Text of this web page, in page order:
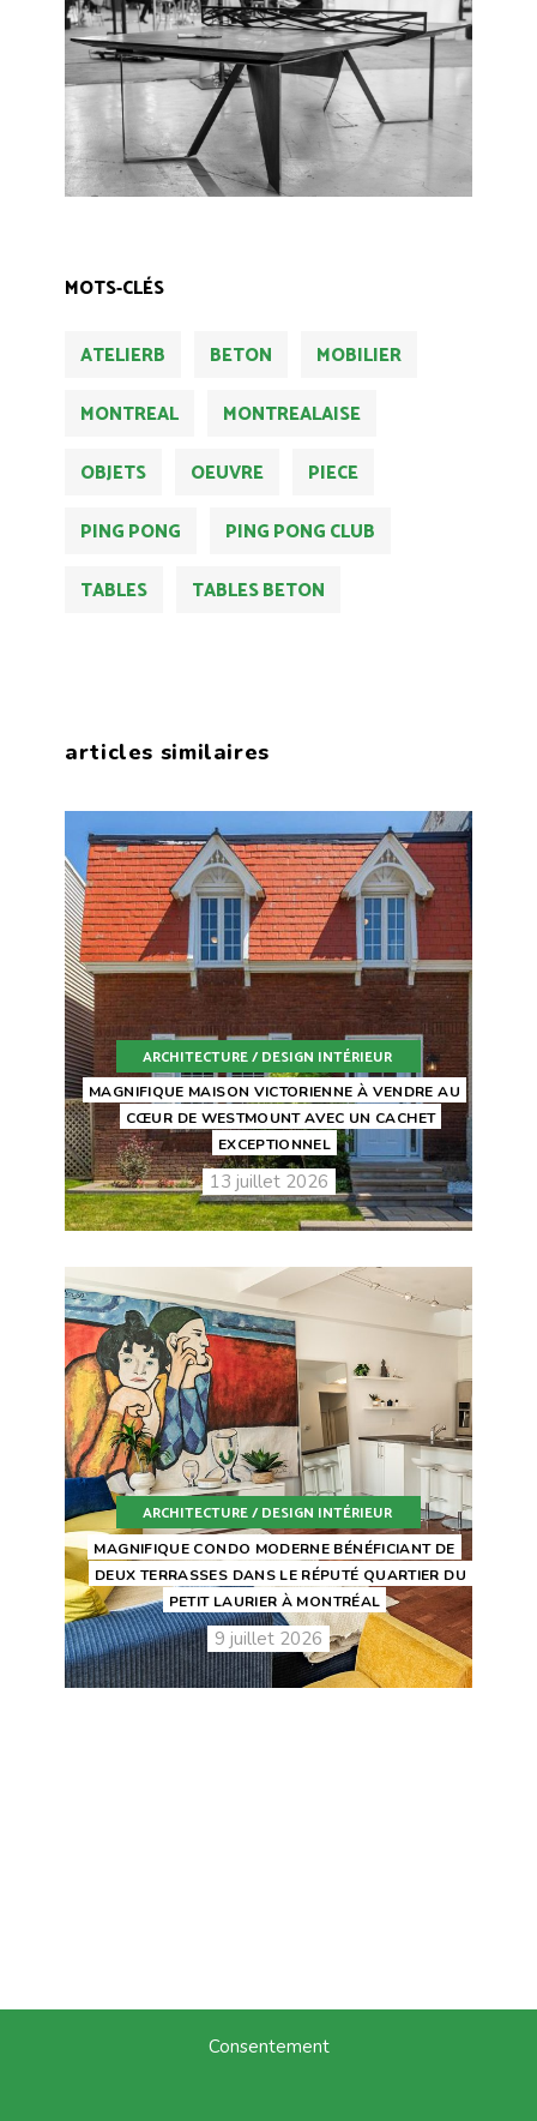
MOTS-CLÉS
ATELIERB BETON
MOBILIER
MONTREAL
MONTREALAISE
OBJETS
OEUVRE
PIECE
PING PONG
PING PONG CLUB
TABLES
TABLES BETON
articles similaires
ARCHITECTURE / DESIGN INTÉRIEUR
MAGNIFIQUE MAISON VICTORIENNE À VENDRE AU
CŒUR DE WESTMOUNT AVEC UN CACHET
EXCEPTIONNEL
13 juillet 2026
ARCHITECTURE / DESIGN INTÉRIEUR
MAGNIFIQUE CONDO MODERNE BÉNÉFICIANT DE
DEUX TERRASSES DANS LE RÉPUTÉ QUARTIER DU
PETIT LAURIER À MONTRÉAL
9 juillet 2026
Consentement